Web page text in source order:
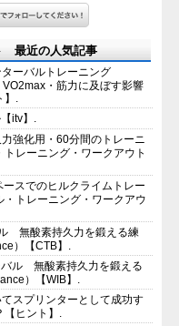
最近の人気記事
ーバルトレーニング
VO2max・筋力に及ぼす影響
】.
itv】.
強化用・60分間のトレーニ
レーニング・ワークアウト
スでのヒルクライムトレー
トレーニング・ワークアウ
無酸素持久力を鍛える練
）【CTB】.
ル 無酸素持久力を鍛える
）【WIB】.
スプリンターとして成功す
【ヒント】.